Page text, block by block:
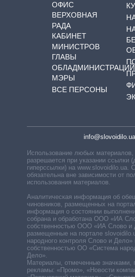
ОФИС
ВЕРХОВНАЯ
РАДА
КАБИНЕТ
МИНИСТРОВ
ГЛАВЫ
ОБЛАДМИНИСТРАЦИЙ
МЭРЫ
ВСЕ ПЕРСОНЫ
info@slovoidilo.ua
Использование любых материалов,
разрешается при указании ссылки
гиперссылки) на www.slovoidilo.ua.
обязательна вне зависимости от
использования материалов.
Аналитическая информация об
чиновников, размещенных на
информация о состоянии
собрана и обработана ООО «ИА
собственностью ООО «ИА Слово и
размещенные на портале
народного контроля Слово и Дело»
собственностью ОО «Система
Дело».
Материалы, отмеченные значками,
рекламы: «Промо», «Новости